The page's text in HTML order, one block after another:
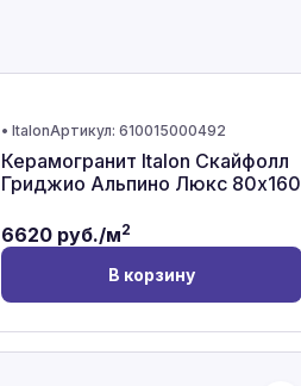
• ItalonАртикул: 610015000492
Керамогранит Italon Скайфолл
Гриджио Альпино Люкс 80x160
6620руб./м2
В корзину